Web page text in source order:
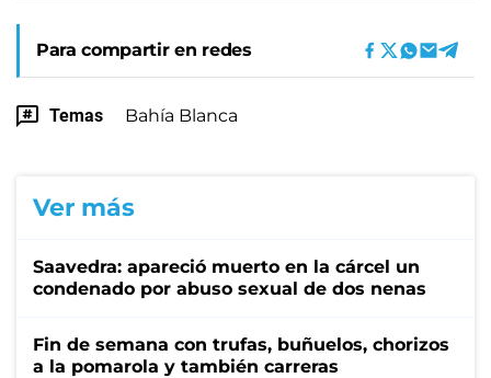
Para compartir en redes
Temas Bahía Blanca
Ver más
Saavedra: apareció muerto en la cárcel un
condenado por abuso sexual de dos nenas
Fin de semana con trufas, buñuelos, chorizos
a la pomarola y también carreras